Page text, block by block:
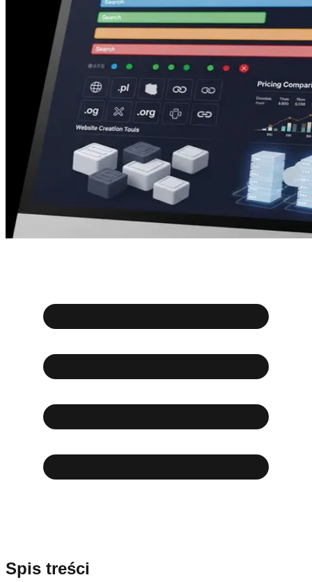
Spis treści